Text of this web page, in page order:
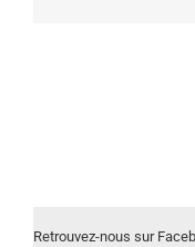
Retrouvez-nous sur